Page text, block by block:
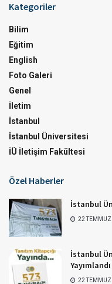
Kategoriler
Bilim
Eğitim
English
Foto Galeri
Genel
İletim
İstanbul
İstanbul Üniversitesi
İÜ İletişim Fakültesi
Özel Haberler
İstanbul
22
İstanbul
Yayımlandı
22